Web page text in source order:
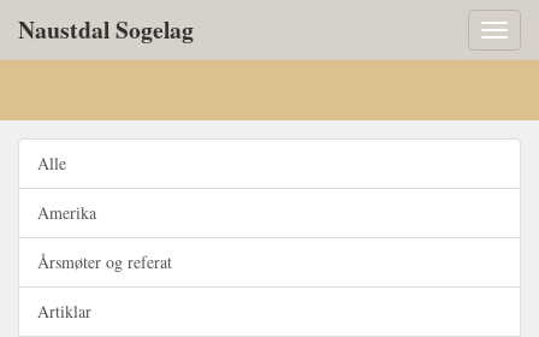
Toggle
Naustdal Sogelag
Alle
Amerika
Årsmøter og referat
Artiklar